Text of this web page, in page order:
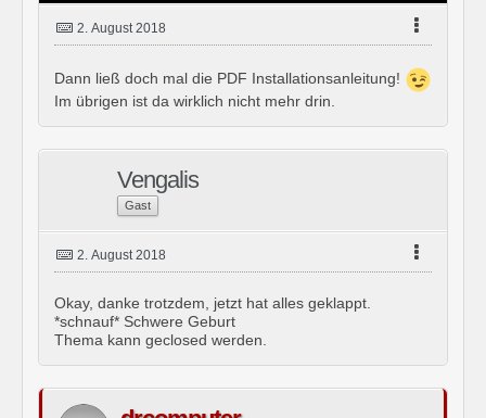
2. August 2018
Dann ließ doch mal die PDF Installationsanleitung!
Im übrigen ist da wirklich nicht mehr drin.
Vengalis
Gast
2. August 2018
Okay, danke trotzdem, jetzt hat alles geklappt.
*schnauf* Schwere Geburt
Thema kann geclosed werden.